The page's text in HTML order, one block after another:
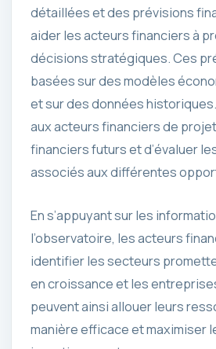
détaillées et des prévisions
aider les acteurs financiers à
décisions stratégiques. Ces
basées sur des modèles
et sur des données
aux acteurs financiers de
financiers futurs et d’évaluer
associés aux différentes
En s’appuyant sur les
l’observatoire, les acteurs
identifier les secteurs
en croissance et les
peuvent ainsi allouer leurs
manière efficace et maximiser